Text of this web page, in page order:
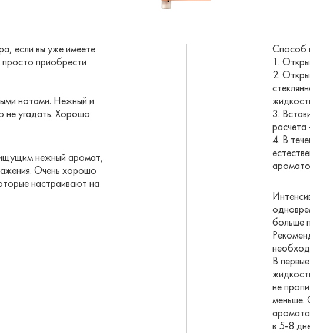
если вы уже имеете
приобрести
нотами. Нежный и
не угадать. Хорошо
нежный аромат,
Очень хорошо
настраивают на
Способ
1.
2.
3.
4. В
больше
В
не
меньше.
аромата
в 5-8